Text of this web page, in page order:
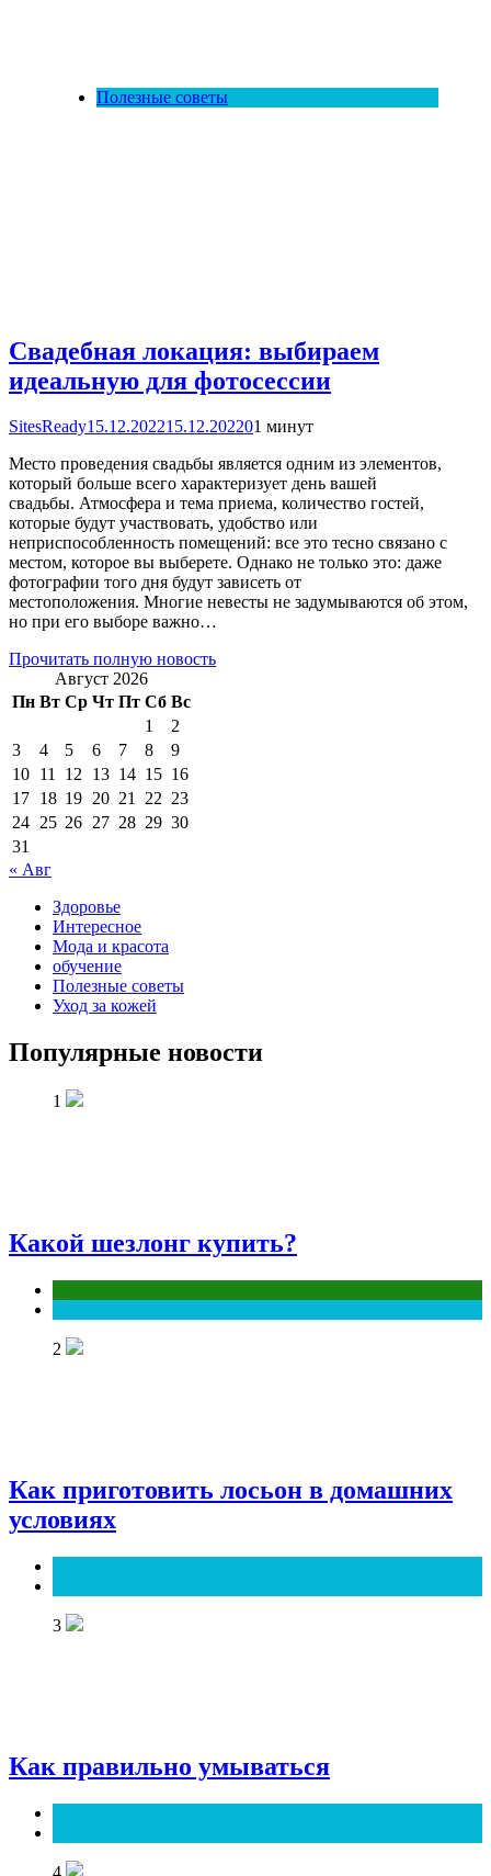
Полезные советы
Свадебная локация: выбираем
идеальную для фотосессии
SitesReady15.12.202215.12.202201 минут
Место проведения свадьбы является одним из элементов,
который больше всего характеризует день вашей
свадьбы. Атмосфера и тема приема, количество гостей,
которые будут участвовать, удобство или
неприспособленность помещений: все это тесно связано с
местом, которое вы выберете. Однако не только это: даже
фотографии того дня будут зависеть от
местоположения. Многие невесты не задумываются об этом,
но при его выборе важно…
Прочитать полную новость
Август 2026
Пн Вт Ср Чт Пт Сб Вс
1
2
3
4 5 6 7 8
9
10 11 12 13 14 15 16
17 18 19 20 21 22 23
24 25 26 27 28 29 30
31
« Авг
Здоровье
Интересное
Мода и красота
обучение
Полезные советы
Уход за кожей
Популярные новости
1
Какой шезлонг купить?
2
Как приготовить лосьон в домашних
условиях
3
Как правильно умываться
4